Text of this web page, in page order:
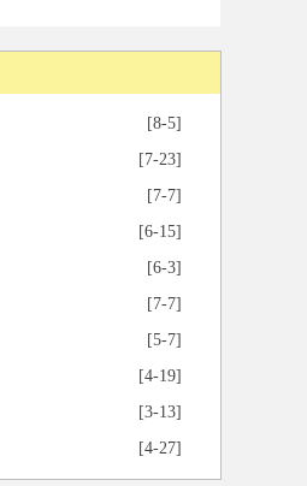
[8-5]
[7-23]
[7-7]
[6-15]
[6-3]
[7-7]
[5-7]
[4-19]
[3-13]
[4-27]